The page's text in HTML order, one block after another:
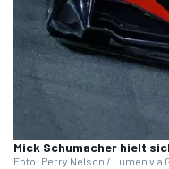
DTM
Mick Schumacher hielt
Foto: Perry Nelson / Lumen via